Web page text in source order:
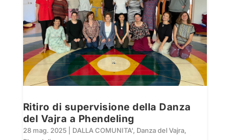
Ritiro di supervisione della Danza
del Vajra a Phendeling
28 mag. 2025 DALLA COMUNITA', Danza del Vajra,